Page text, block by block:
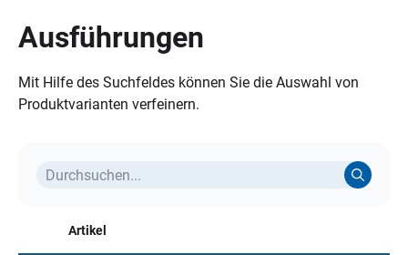
Ausführungen
Mit Hilfe des Suchfeldes können Sie die Auswahl von
Produktvarianten verfeinern.
Artikel